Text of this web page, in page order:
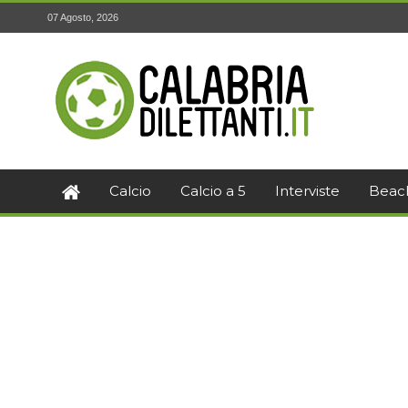
07 Agosto, 2026
Calcio Calcio a 5 Interviste